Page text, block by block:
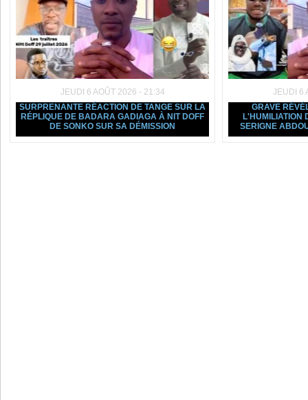
JEUDI 6 AOÛT 2026 - 21:34
SURPRENANTE RÉACTION DE TANGE SUR LA
RÉPLIQUE DE BADARA GADIAGA À NIT DOFF
DE SONKO SUR SA DÉMISSION
JEUDI 6
GRAVE
L'HUMILIATION
SERIGNE